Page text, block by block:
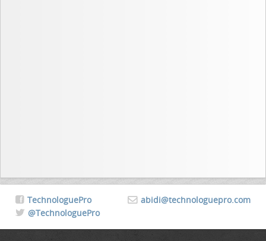
abidi@technologuepro.com
TechnologuePro
@TechnologuePro